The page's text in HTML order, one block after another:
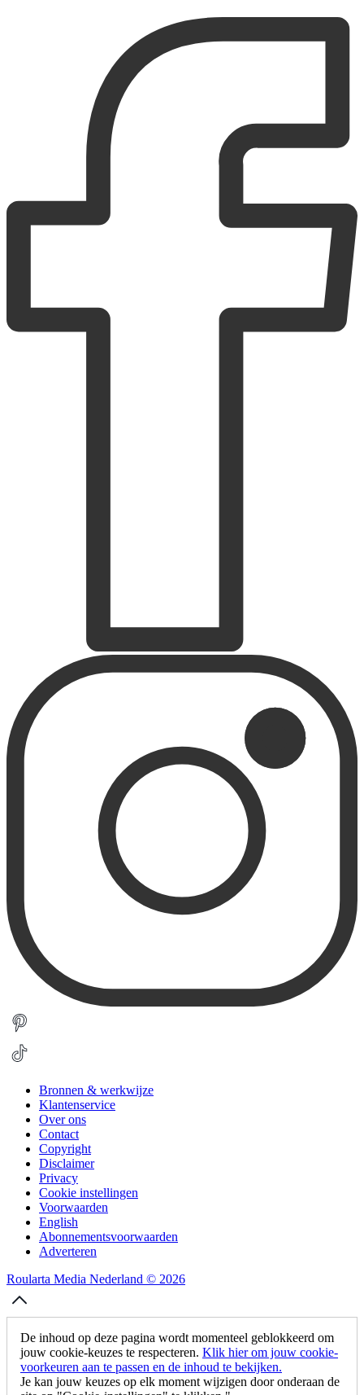
Bronnen & werkwijze
Klantenservice
Over ons
Contact
Copyright
Disclaimer
Privacy
Cookie instellingen
Voorwaarden
English
Abonnementsvoorwaarden
Adverteren
Roularta Media Nederland © 2026
De inhoud op deze pagina wordt momenteel geblokkeerd om
jouw cookie-keuzes te respecteren. Klik hier om jouw cookie-
voorkeuren aan te passen en de inhoud te bekijken.
Je kan jouw keuzes op elk moment wijzigen door onderaan de